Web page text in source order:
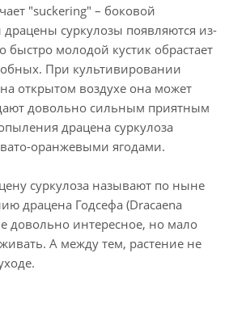
"suckering" – боковой
драцены суркулозы появляются из-
быстро молодой кустик обрастает
При культивировании
открытом воздухе она может
довольно сильным приятным
драцена суркулоза
оранжевыми ягодами.
суркулоза называют по ныне
драцена Годсефа (Dracaena
довольно интересное, но мало
А между тем, растение не